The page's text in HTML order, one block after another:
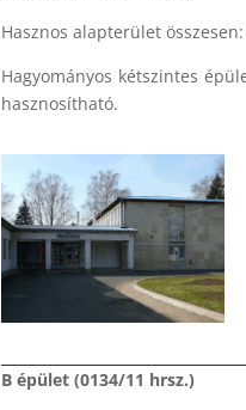
Hasznos alapterület összesen:
Hagyományos kétszintes
hasznosítható.
B épület (0134/11 hrsz.)